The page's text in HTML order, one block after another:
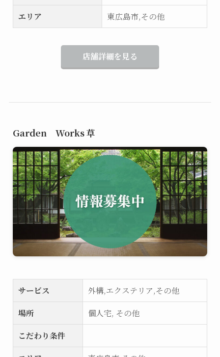
エリア
東広島市,その他
店舗詳細を見る
Garden Works 草
サービス
外構,エクステリア,その他
場所
個人宅, その他
こだわり条件